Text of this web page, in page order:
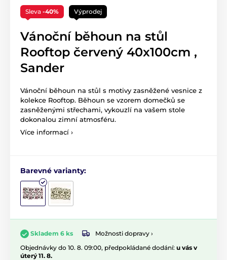
Sleva -40% Výprodej
Vánoční běhoun na stůl
Rooftop červený 40x100cm ,
Sander
Vánoční běhoun na stůl s motivy zasněžené vesnice z
kolekce Rooftop. Běhoun se vzorem domečků se
zasněženými střechami, vykouzlí na vašem stole
dokonalou zimní atmosféru.
Více informací ›
Barevné varianty:
Skladem 6 ks
Možnosti dopravy ›
Objednávky do 10. 8. 09:00, předpokládané dodání: u vás v
úterý 11. 8.